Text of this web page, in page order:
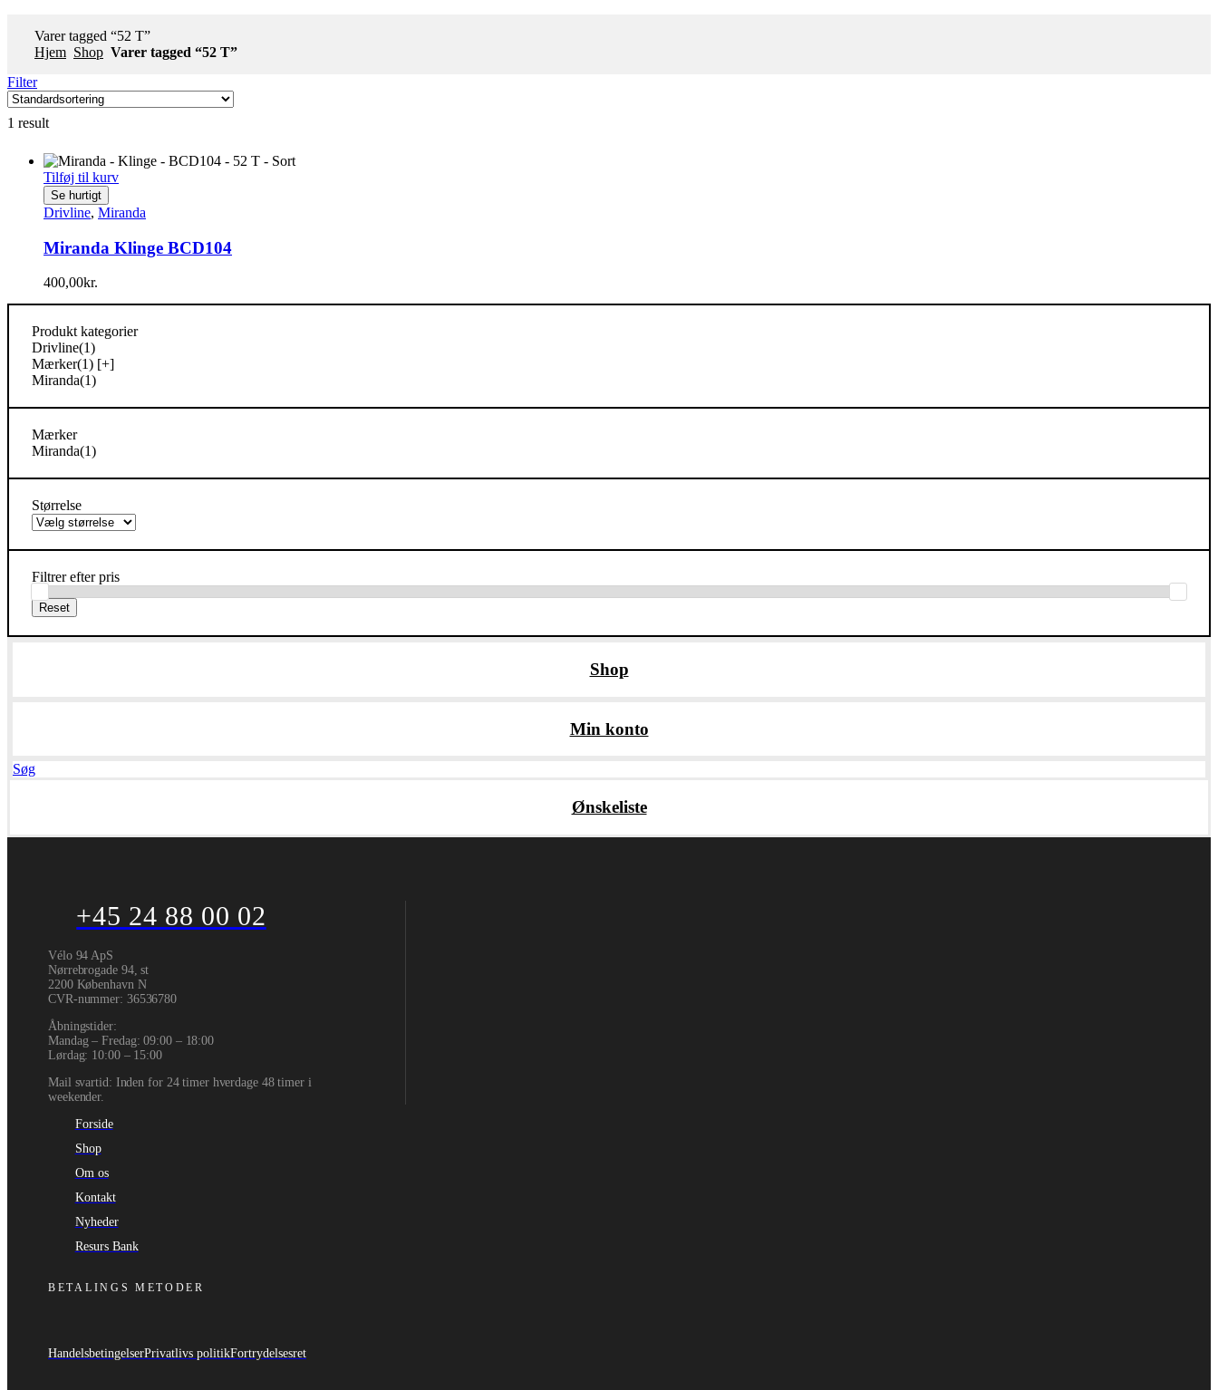
Varer tagged “52 T”
Hjem Shop Varer tagged “52 T”
Filter
1 result
Tilføj til kurv
Se hurtigt
Drivline, Miranda
Miranda Klinge BCD104
400,00kr.
Produkt kategorier
Drivline(1)
Mærker(1) [+]
Miranda(1)
Mærker
Miranda(1)
Størrelse
Filtrer efter pris
Shop
Min konto
Søg
Ønskeliste
+45 24 88 00 02
Vélo 94 ApS
Nørrebrogade 94, st
2200 København N
CVR-nummer: 36536780
Åbningstider:
Mandag – Fredag: 09:00 – 18:00
Lørdag: 10:00 – 15:00
Mail svartid: Inden for 24 timer hverdage 48 timer i
weekender.
Forside
Shop
Om os
Kontakt
Nyheder
Resurs Bank
BETALINGS METODER
HandelsbetingelserPrivatlivs politikFortrydelsesret